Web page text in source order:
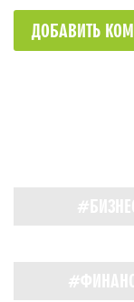
ДОБАВИТЬ